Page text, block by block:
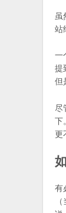
虽
站
一
提
但
尽
下
更
有